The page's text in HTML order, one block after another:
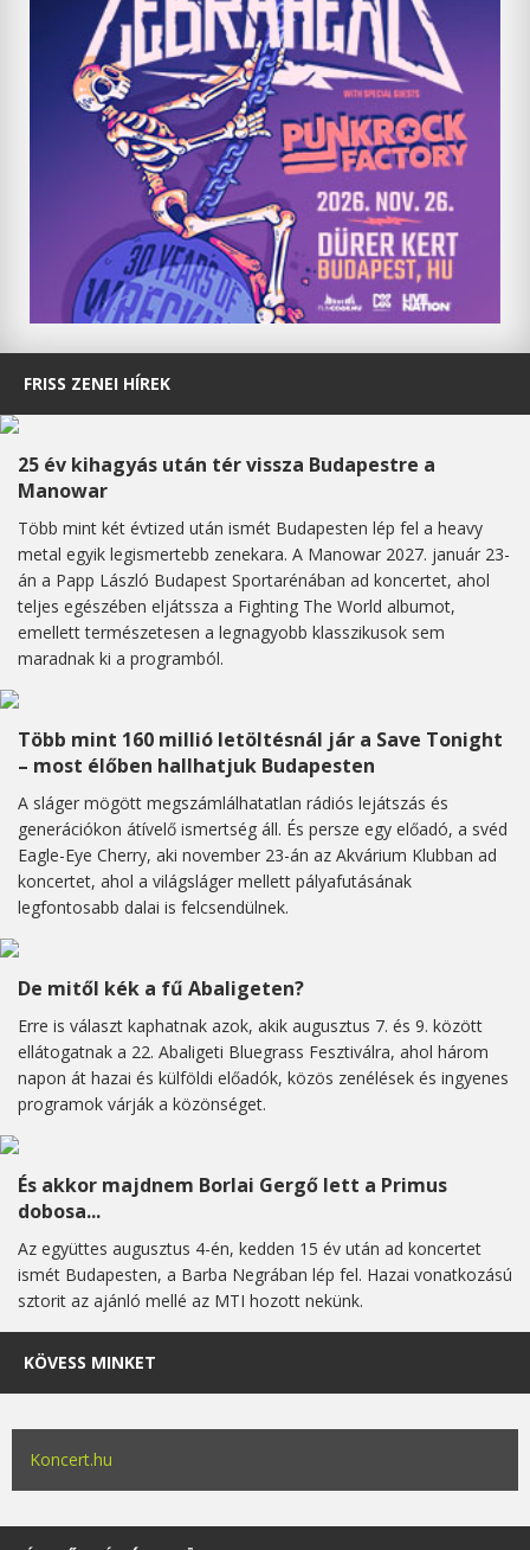
FRISS ZENEI HÍREK
25 év kihagyás után tér vissza Budapestre a
Manowar
Több mint két évtized után ismét Budapesten lép fel a heavy
metal egyik legismertebb zenekara. A Manowar 2027. január 23-
án a Papp László Budapest Sportarénában ad koncertet, ahol
teljes egészében eljátssza a Fighting The World albumot,
emellett természetesen a legnagyobb klasszikusok sem
maradnak ki a programból.
Több mint 160 millió letöltésnál jár a Save Tonight
– most élőben hallhatjuk Budapesten
A sláger mögött megszámlálhatatlan rádiós lejátszás és
generációkon átívelő ismertség áll. És persze egy előadó, a svéd
Eagle-Eye Cherry, aki november 23-án az Akvárium Klubban ad
koncertet, ahol a világsláger mellett pályafutásának
legfontosabb dalai is felcsendülnek.
De mitől kék a fű Abaligeten?
Erre is választ kaphatnak azok, akik augusztus 7. és 9. között
ellátogatnak a 22. Abaligeti Bluegrass Fesztiválra, ahol három
napon át hazai és külföldi előadók, közös zenélések és ingyenes
programok várják a közönséget.
És akkor majdnem Borlai Gergő lett a Primus
dobosa...
Az együttes augusztus 4-én, kedden 15 év után ad koncertet
ismét Budapesten, a Barba Negrában lép fel. Hazai vonatkozású
sztorit az ajánló mellé az MTI hozott nekünk.
KÖVESS MINKET
Koncert.hu